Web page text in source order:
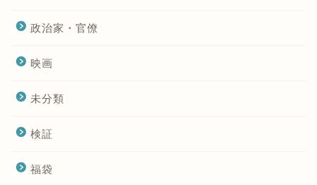
政治家・官僚
映画
未分類
検証
福袋